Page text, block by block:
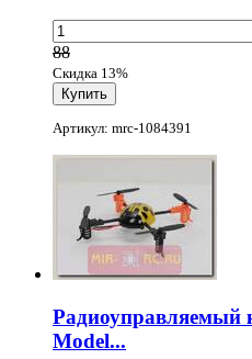
88
Скидка 13%
Артикул: mrc-1084391
Радиоуправляемый
Model...